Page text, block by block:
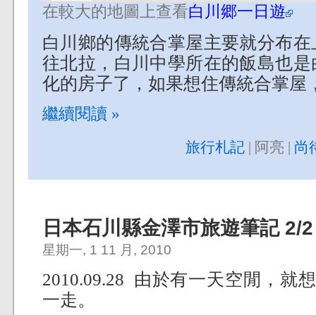
在較大的地圖上查看白川郷一日遊
白川鄉的傳統合掌屋主要就分布
往北拉，白川中學所在的飯島也
化的房子了，如果想住傳統合掌屋
繼續閱讀 »
旅行札記 | 阿亮 | 尚
日本石川縣金澤市旅遊筆記 2/2
星期一, 1 11 月, 2010
2010.09.28 由於有一天空閒，就
一走。